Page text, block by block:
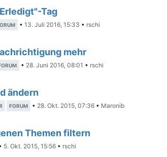
Tag
• 13. Juli 2016, 15:33 • rschi
mehr
• 28. Juni 2016, 08:01 • rschi
ändern
FORUM • 28. Okt. 2015, 07:36 • Maronib
Themen filtern
5. Okt. 2015, 15:56 • rschi